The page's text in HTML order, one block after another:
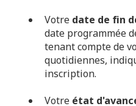
Votre date de fin
date programmée
tenant compte de
quotidiennes,
inscription.
Votre état